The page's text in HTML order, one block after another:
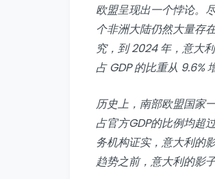
欧盟呈现出一个悖论。
个非洲大陆仍然大量存
究，到 2024 年，意大
占 GDP 的比重从 9.6%
历史上，南部欧盟国家
占官方GDP的比例均超
务机构证实，意大利的
趋势之前，意大利的影